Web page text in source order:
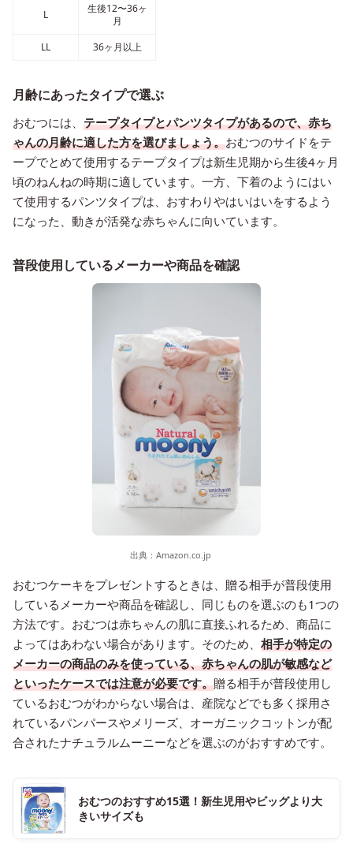
L
生後12〜36ヶ
月
LL
36ヶ月以上
月齢にあったタイプで選ぶ
おむつには、 テープタイプとパンツタイプがあるので、赤ち
ゃんの月齢に適した方を選びましょう。おむつのサイドをテ
ープでとめて使用するテープタイプは新生児期から生後4ヶ月
頃のねんねの時期に適しています。一方、下着のようにはい
て使用するパンツタイプは、おすわりやはいはいをするよう
になった、動きが活発な赤ちゃんに向いています。
普段使用しているメーカーや商品を確認
出典： Amazon.co.jp
おむつケーキをプレゼントするときは、贈る相手が普段使用
しているメーカーや商品を確認し、同じものを選ぶのも1つの
方法です。おむつは赤ちゃんの肌に直接ふれるため、商品に
よってはあわない場合があります。そのため、 相手が特定の
メーカーの商品のみを使っている、赤ちゃんの肌が敏感など
といったケースでは注意が必要です。贈る相手が普段使用し
ているおむつがわからない場合は、産院などでも多く採用さ
れているパンパースやメリーズ、オーガニックコットンが配
合されたナチュラルムーニーなどを選ぶのがおすすめです。
おむつのおすすめ15選！新生児用やビッグより大
きいサイズも